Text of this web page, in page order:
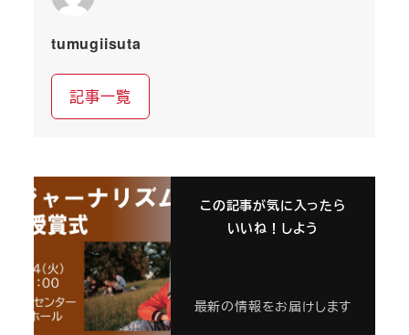
tumugiisuta
記事一覧
この記事が気に入ったら
いいね！しよう
最新の情報をお届けします